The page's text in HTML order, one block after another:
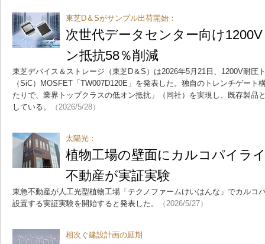
東芝D＆Sがサンプル出荷開始：
次世代データセンター向け
ン抵抗58％削減
東芝デバイス＆ストレージ（東芝D＆S）は2026年5月21日、1200V耐圧
（SiC）MOSFET「TW007D120E」を発表した。独自のトレンチゲート
たりで、業界トップクラスの低オン抵抗」（同社）を実現し、既存製品
している。
（2026/5/28）
太陽光：
植物工場の壁面にカルコパイラ
不動産が実証実験
東急不動産が人工光型植物工場「テクノファームけいはんな」でカルコ
設置する実証実験を開始すると発表した。
（2026/5/27）
相次ぐ建設計画の延期